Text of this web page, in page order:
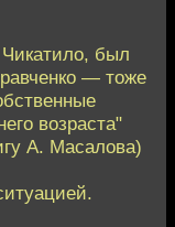
был
— тоже
возраста"
А. Масалова)